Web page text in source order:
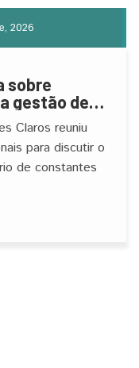
2026
sobre
gestão de
Claros reuniu
para discutir o
de constantes